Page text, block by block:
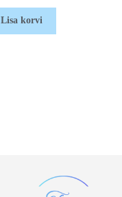
Lisa korvi